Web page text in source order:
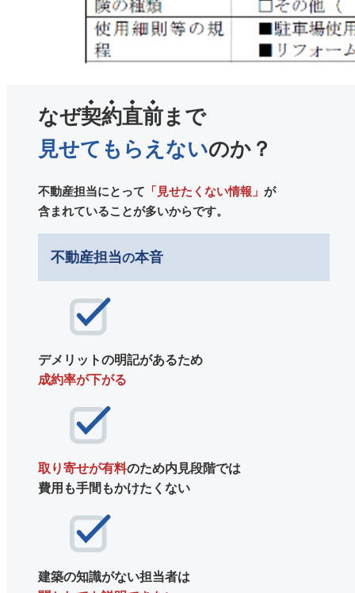
なぜ契約直前まで
見せてもらえないのか？
不動産担当にとって 「見せたくない情報」 が
含まれていることが多いからです。
不動産担当の本音
デメリットの明記があるため
成約率が下がる
取り寄せが有料のため内見段階では
費用も手間もかけたくない
建築の知識がない担当者は